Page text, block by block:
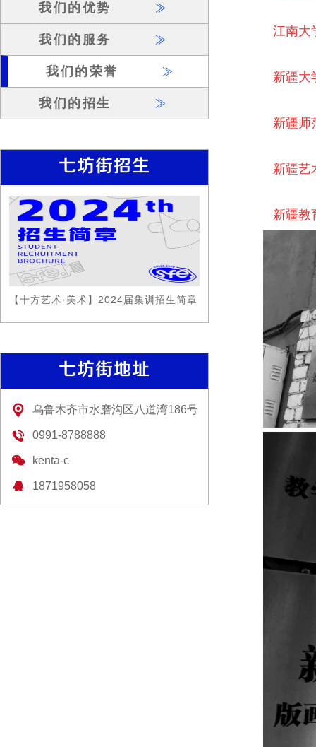
我们的优势
我们的服务
我们的荣誉
我们的招生
七坊街招生
【十方艺术·美术】2024届集训招生简章
七坊街地址
乌鲁木齐市水磨沟区八道湾186号
0991-8788888
kenta-c
1871958058
江南大
新疆大
新疆师
新疆艺
新疆教